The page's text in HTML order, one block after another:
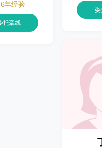
年经验
托牵线
委